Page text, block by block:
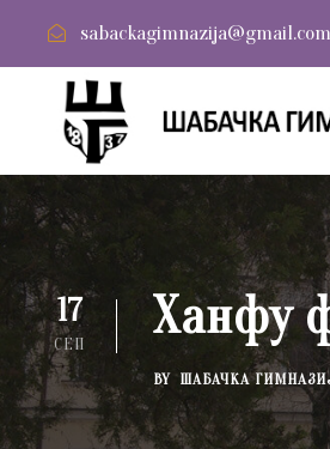
sabackagimnazija@gmail.com
17
СЕП Ханфу
BY ШАБАЧКА